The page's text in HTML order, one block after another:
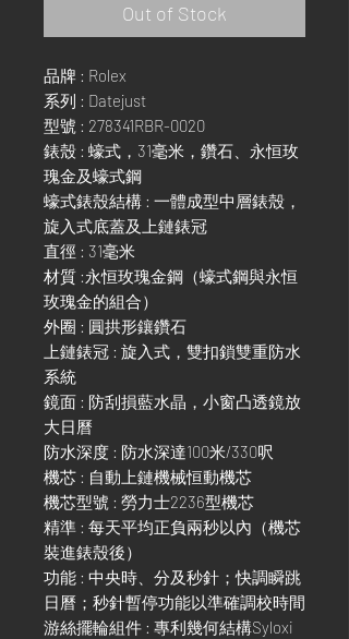
Out of Stock
品牌 : Rolex
系列 : Datejust
型號 : 278341RBR-0020
錶殼 : 蠔式，31毫米，鑽石、永恒玫
瑰金及蠔式鋼
蠔式錶殼結構 : 一體成型中層錶殼，
旋入式底蓋及上鏈錶冠
直徑 : 31毫米
材質 :永恒玫瑰金鋼（蠔式鋼與永恒
玫瑰金的組合）
外圈 : 圓拱形鑲鑽石
上鏈錶冠 : 旋入式，雙扣鎖雙重防水
系統
鏡面 : 防刮損藍水晶，小窗凸透鏡放
大日曆
防水深度 : 防水深達100米/330呎
機芯 : 自動上鏈機械恒動機芯
機芯型號 : 勞力士2236型機芯
精準 : 每天平均正負兩秒以內（機芯
裝進錶殼後）
功能 : 中央時、分及秒針；快調瞬跳
日曆；秒針暫停功能以準確調校時間
游絲擺輪組件 : 專利幾何結構Syloxi